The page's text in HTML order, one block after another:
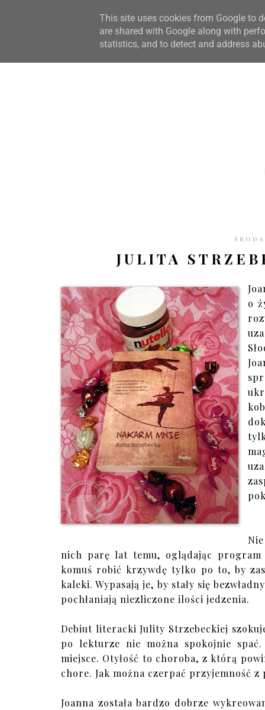
STRONA GŁÓWNA WSPÓŁPRACA RECENZJE O
JULITA
o
nich parę lat temu, oglądając program
komuś robić krzywdę tylko po to, by
kaleki. Wypasają je, by stały się
pochłaniają niezliczone ilości jedzenia.
Debiut literacki Julity Strzebeckiej
po lekturze nie można spokojnie
miejsce. Otyłość to choroba, z którą
chore. Jak można czerpać przyjemność
Joanna została bardzo dobrze
This site uses cookies from Google to
are shared with Google along with
statistics, and to detect and address